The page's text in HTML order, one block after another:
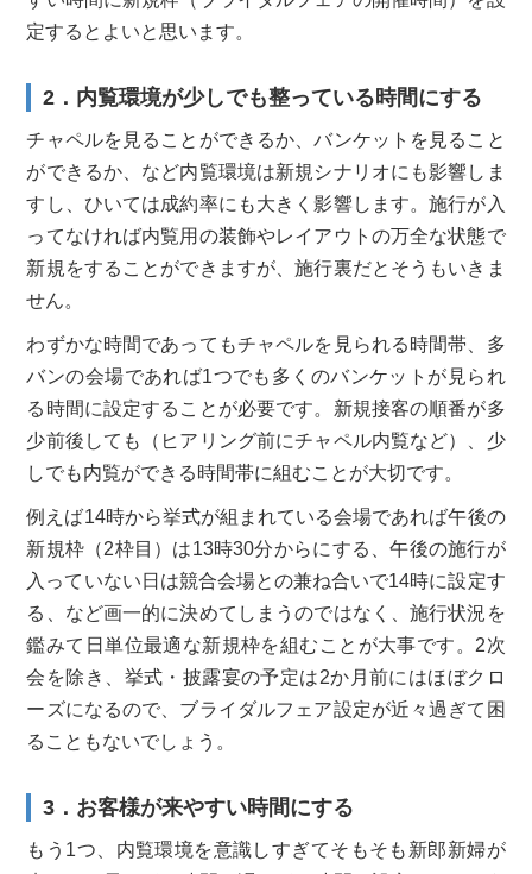
定するとよいと思います。
2．内覧環境が少しでも整っている時間にする
チャペルを見ることができるか、バンケットを見ること
ができるか、など内覧環境は新規シナリオにも影響しま
すし、ひいては成約率にも大きく影響します。施行が入
ってなければ内覧用の装飾やレイアウトの万全な状態で
新規をすることができますが、施行裏だとそうもいきま
せん。
わずかな時間であってもチャペルを見られる時間帯、多
バンの会場であれば1つでも多くのバンケットが見られ
る時間に設定することが必要です。新規接客の順番が多
少前後しても（ヒアリング前にチャペル内覧など）、少
しでも内覧ができる時間帯に組むことが大切です。
例えば14時から挙式が組まれている会場であれば午後の
新規枠（2枠目）は13時30分からにする、午後の施行が
入っていない日は競合会場との兼ね合いで14時に設定す
る、など画一的に決めてしまうのではなく、施行状況を
鑑みて日単位最適な新規枠を組むことが大事です。2次
会を除き、挙式・披露宴の予定は2か月前にはほぼクロ
ーズになるので、ブライダルフェア設定が近々過ぎて困
ることもないでしょう。
3．お客様が来やすい時間にする
もう1つ、内覧環境を意識しすぎてそもそも新郎新婦が